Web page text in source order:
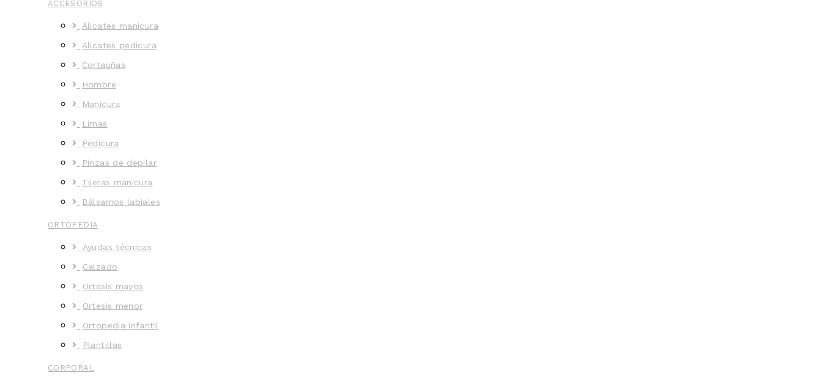
ACCESORIOS
Alicates manicura
Alicates pedicura
Cortauñas
Hombre
Manicura
Limas
Pedicura
Pinzas de depilar
Tijeras manicura
Bálsamos labiales
ORTOPEDIA
Ayudas técnicas
Calzado
Ortesis mayos
Ortesis menor
Ortopedia infantil
Plantillas
CORPORAL